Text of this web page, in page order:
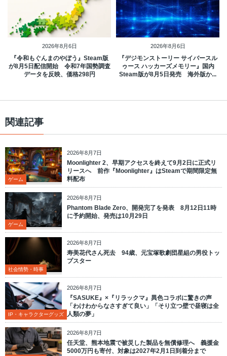
2026年8月6日
『令和もぐんまのやぼう』Steam版
が8月5日配信開始 令和7年国勢調査
データを反映、価格298円
2026年8月6日
『デジモンストーリー サイバースル
ゥース ハッカーズメモリー』国内
Steam版が8月5日発売 海外版か...
関連記事
2026年8月7日
ゲーム
Moonlighter 2、早期アクセスを終えて9月2日に正式リ
リースへ 前作『Moonlighter』はSteamで期間限定無
料配布
2026年8月7日
ゲーム
Phantom Blade Zero、開発完了を発表 8月12日11時
に予約開始、発売は10月29日
2026年8月7日
社会情勢・時事
寿美花代さん死去 94歳、元宝塚歌劇団星組の男役トッ
プスター
2026年8月7日
IP・キャラクターグッズ
『SASUKE』×『リラックマ』異色コラボに驚きの声
「わけわからなさすぎて良い」「そり立つ壁で昼寝は全
人類の夢」
2026年8月7日
任天堂、熊本地震で被災した製品を無償修理へ 義援金
5000万円も寄付、対象は2027年2月1日到着分まで